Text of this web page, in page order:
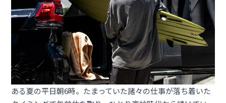
ある夏の平日朝6時。たまっていた諸々の仕事が落ち着いた